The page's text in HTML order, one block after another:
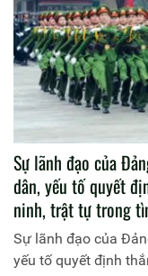
Sự lãnh đạo của
dân, yếu tố quyết
ninh, trật tự trong
Sự lãnh đạo của
yếu tố quyết định